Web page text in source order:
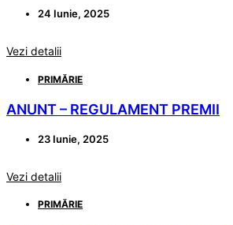
24 Iunie, 2025
Vezi detalii
PRIMĂRIE
ANUNT – REGULAMENT PREMII
23 Iunie, 2025
Vezi detalii
PRIMĂRIE